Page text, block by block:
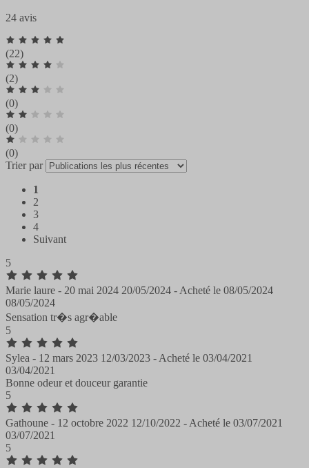
24 avis
(22)
(2)
(0)
(0)
(0)
Trier par
1
2
3
4
Suivant
5
Marie laure - 20 mai 2024 20/05/2024 - Acheté le 08/05/2024
08/05/2024
Sensation tr�s agr�able
5
Sylea - 12 mars 2023 12/03/2023 - Acheté le 03/04/2021
03/04/2021
Bonne odeur et douceur garantie
5
Gathoune - 12 octobre 2022 12/10/2022 - Acheté le 03/07/2021
03/07/2021
5